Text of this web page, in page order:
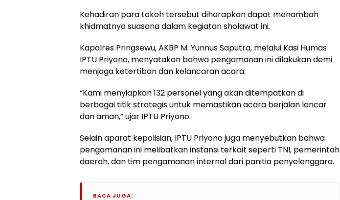
Kehadiran para tokoh tersebut diharapkan dapat menambah
khidmatnya suasana dalam kegiatan sholawat ini.
Kapolres Pringsewu, AKBP M. Yunnus Saputra, melalui Kasi Humas
IPTU Priyono, menyatakan bahwa pengamanan ini dilakukan demi
menjaga ketertiban dan kelancaran acara.
“Kami menyiapkan 132 personel yang akan ditempatkan di
berbagai titik strategis untuk memastikan acara berjalan lancar
dan aman,” ujar IPTU Priyono.
Selain aparat kepolisian, IPTU Priyono juga menyebutkan bahwa
pengamanan ini melibatkan instansi terkait seperti TNI, pemerintah
daerah, dan tim pengamanan internal dari panitia penyelenggara.
BACA JUGA: